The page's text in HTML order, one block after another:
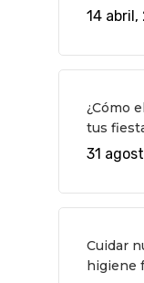
14 abril,
¿Cómo
tus
31
Cuidar
higiene